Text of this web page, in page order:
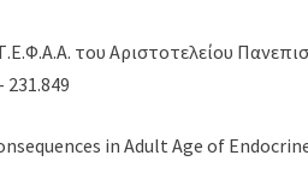
του Αριστοτελείου
231.849
in Adult Age of